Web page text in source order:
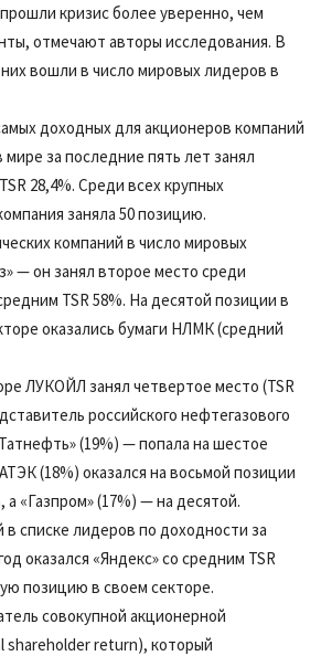
кризис более уверенно, чем
отмечают авторы исследования. В
вошли в число мировых лидеров в
доходных для акционеров компаний
мире за последние пять лет занял
28,4%. Среди всех крупных
заняла 50 позицию.
компаний в число мировых
— он занял второе место среди
TSR 58%. На десятой позиции в
оказались бумаги НЛМК (средний
ЛУКОЙЛ занял четвертое место (TSR
российского нефтегазового
(19%) — попала на шестое
(18%) оказался на восьмой позиции
а «Газпром» (17%) — на десятой.
списке лидеров по доходности за
оказался «Яндекс» со средним TSR
позицию в своем секторе.
совокупной акционерной
shareholder return), который